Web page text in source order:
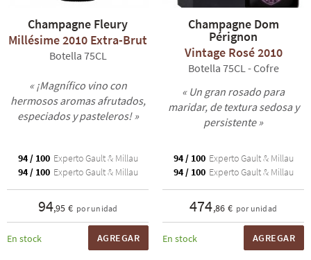
Champagne Fleury
Millésime 2010 Extra-Brut
Botella 75CL
« ¡Magnífico vino con
hermosos aromas afrutados,
especiados y pasteleros! »
94 / 100 Experto Gault & Millau
94 / 100 Experto Gault & Millau
94,95 € por unidad
En stock AGREGAR
Champagne Dom
Pérignon
Vintage Rosé 2010
Botella 75CL - Cofre
« Un gran rosado para
maridar, de textura sedosa y
persistente »
94 / 100 Experto Gault & Millau
94 / 100 Experto Gault & Millau
474,86 € por unidad
En stock AGREGAR